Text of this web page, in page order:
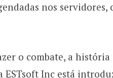
nos
o combate, a história
ESTsoft Inc está